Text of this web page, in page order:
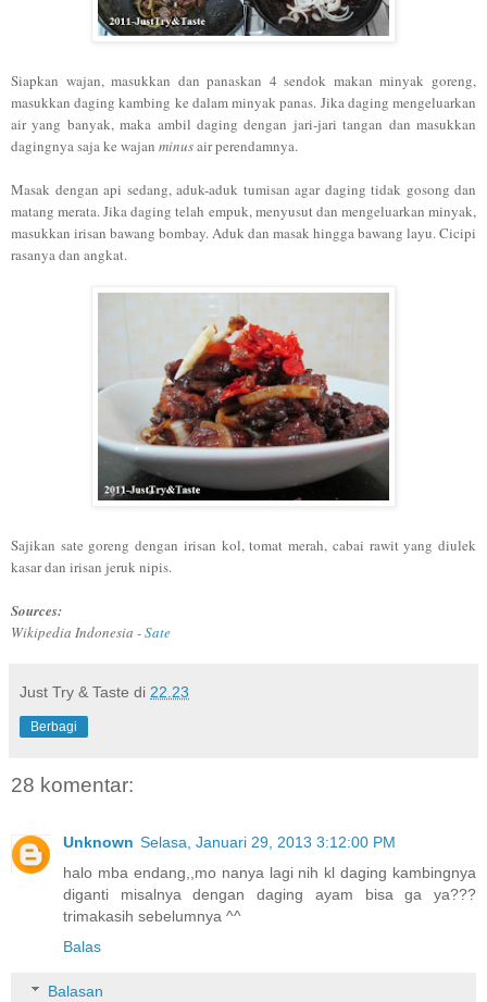
Siapkan wajan, masukkan dan panaskan 4 sendok makan minyak goreng,
masukkan daging kambing ke dalam minyak panas. Jika daging mengeluarkan
air yang banyak, maka ambil daging dengan jari-jari tangan dan masukkan
dagingnya saja ke wajan minusair perendamnya.
Masak dengan api sedang, aduk-aduk tumisan agar daging tidak gosong dan
matang merata. Jika daging telah empuk, menyusut dan mengeluarkan minyak,
masukkan irisan bawang bombay. Aduk dan masak hingga bawang layu. Cicipi
rasanya dan angkat.
Sajikan sate goreng dengan irisan kol, tomat merah, cabai rawit yang diulek
kasar dan irisan jeruk nipis.
Sources:
Wikipedia Indonesia -Sate
Just Try & Taste di 22.23
Berbagi
28 komentar:
Unknown Selasa, Januari 29, 2013 3:12:00 PM
halo mba endang,,mo nanya lagi nih kl daging kambingnya
diganti misalnya dengan daging ayam bisa ga ya???
trimakasih sebelumnya ^^
Balas
Balasan